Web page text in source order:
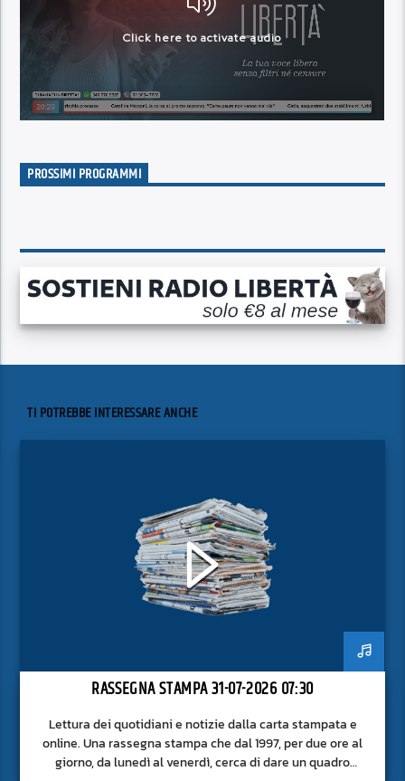
PROSSIMI PROGRAMMI
TI POTREBBE INTERESSARE ANCHE
RASSEGNA STAMPA 31-07-2026 07:30
Lettura dei quotidiani e notizie dalla carta stampata e
online. Una rassegna stampa che dal 1997, per due ore al
giorno, da lunedì al venerdì, cerca di dare un quadro